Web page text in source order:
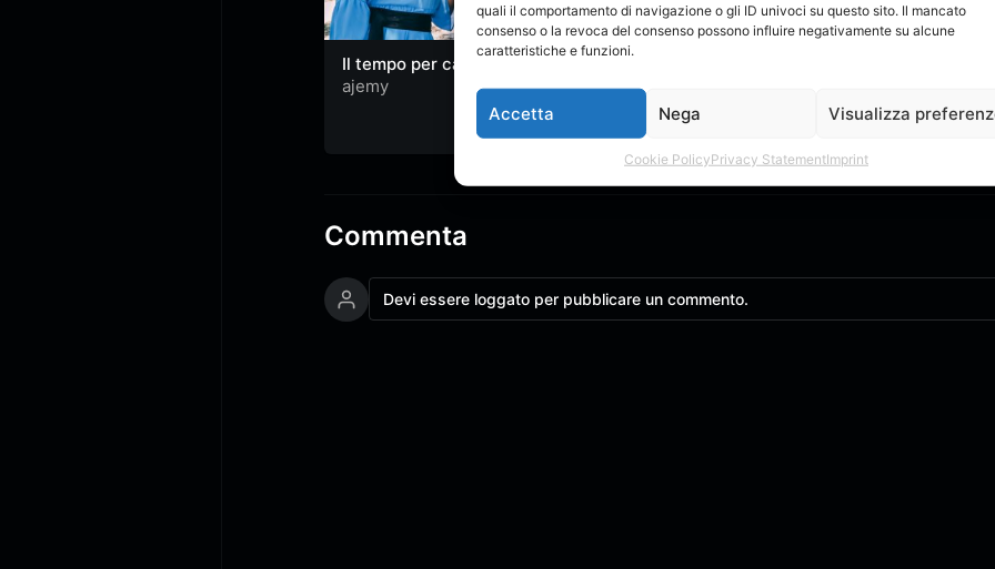
quali il comportamento di navigazione o gli ID univoci su questo sito. Il mancato
consenso o la revoca del consenso possono influire negativamente su alcune
caratteristiche e funzioni.
Accetta Nega Visualizza
Cookie PolicyPrivacy StatementImprint
Il tempo per cambiare
ajemy
FAVELAS (Visual)
CHOLO&
Commenta
Devi essere loggato per pubblicare un commento.